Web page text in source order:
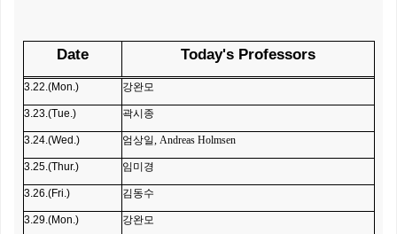
Date Today's Professors
3.22.(Mon.) 강완모
3.23.(Tue.) 곽시종
3.24.(Wed.) 엄상일, Andreas Holmsen
3.25.(Thur.) 임미경
3.26.(Fri.) 김동수
3.29.(Mon.) 강완모